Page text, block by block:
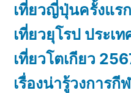
เที่ยวญี่ปุ่นครั้งแร
เที่ยวยุโรป ประเ
เที่ยวโตเกียว
เรื่องน่ารู้วงการกี